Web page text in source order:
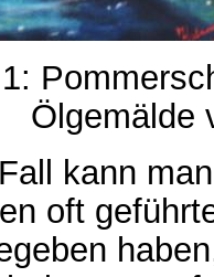
Ölgemälde
kann
oft